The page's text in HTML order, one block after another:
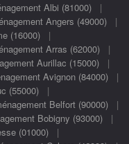
Albi (81000) |
Angers (49000) |
(16000) |
Arras (62000)|
Aurillac (15000)|
Avignon (84000) |
(55000)|
Belfort (90000) |
Bobigny (93000) |
(01000) |